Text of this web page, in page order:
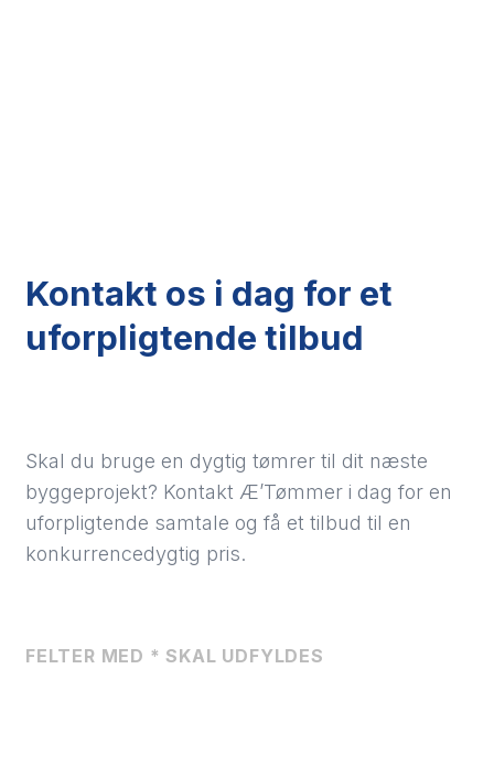
Kontakt os i dag for et
uforpligtende tilbud
Skal du bruge en dygtig tømrer til dit næste
byggeprojekt? Kontakt Æ’Tømmer i dag for en
uforpligtende samtale og få et tilbud til en
konkurrencedygtig pris.
FELTER MED * SKAL UDFYLDES